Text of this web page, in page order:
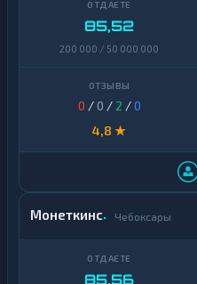
85,52
200 000 / 50 000 000
0 / 0 / 2 /0
4,8 ★
Монеткинс Чебоксары
85,56